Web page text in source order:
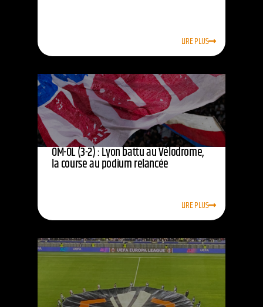
LIRE PLUS
OM-OL (3-2) : Lyon battu au Vélodrome,
la course au podium relancée
LIRE PLUS